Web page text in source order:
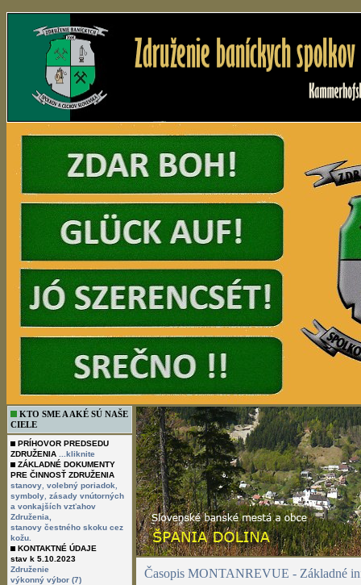
KTO SME A AKÉ SÚ NAŠE
CIELE
PRÍHOVOR PREDSEDU
ZDRUŽENIA
...kliknite
ZÁKLADNÉ DOKUMENTY
PRE ČINNOSŤ ZDRUŽENIA
stanovy volebný poriadok
symboly zásady vnútorných
a vonkajších vzťahov
Združenia,
stanovy čestného skoku cez
kožu.
KONTAKTNÉ ÚDAJE
stav k 5.10.2023
Združenie
výkonný výbor (7)
Časopis MONTANREVUE - Základné